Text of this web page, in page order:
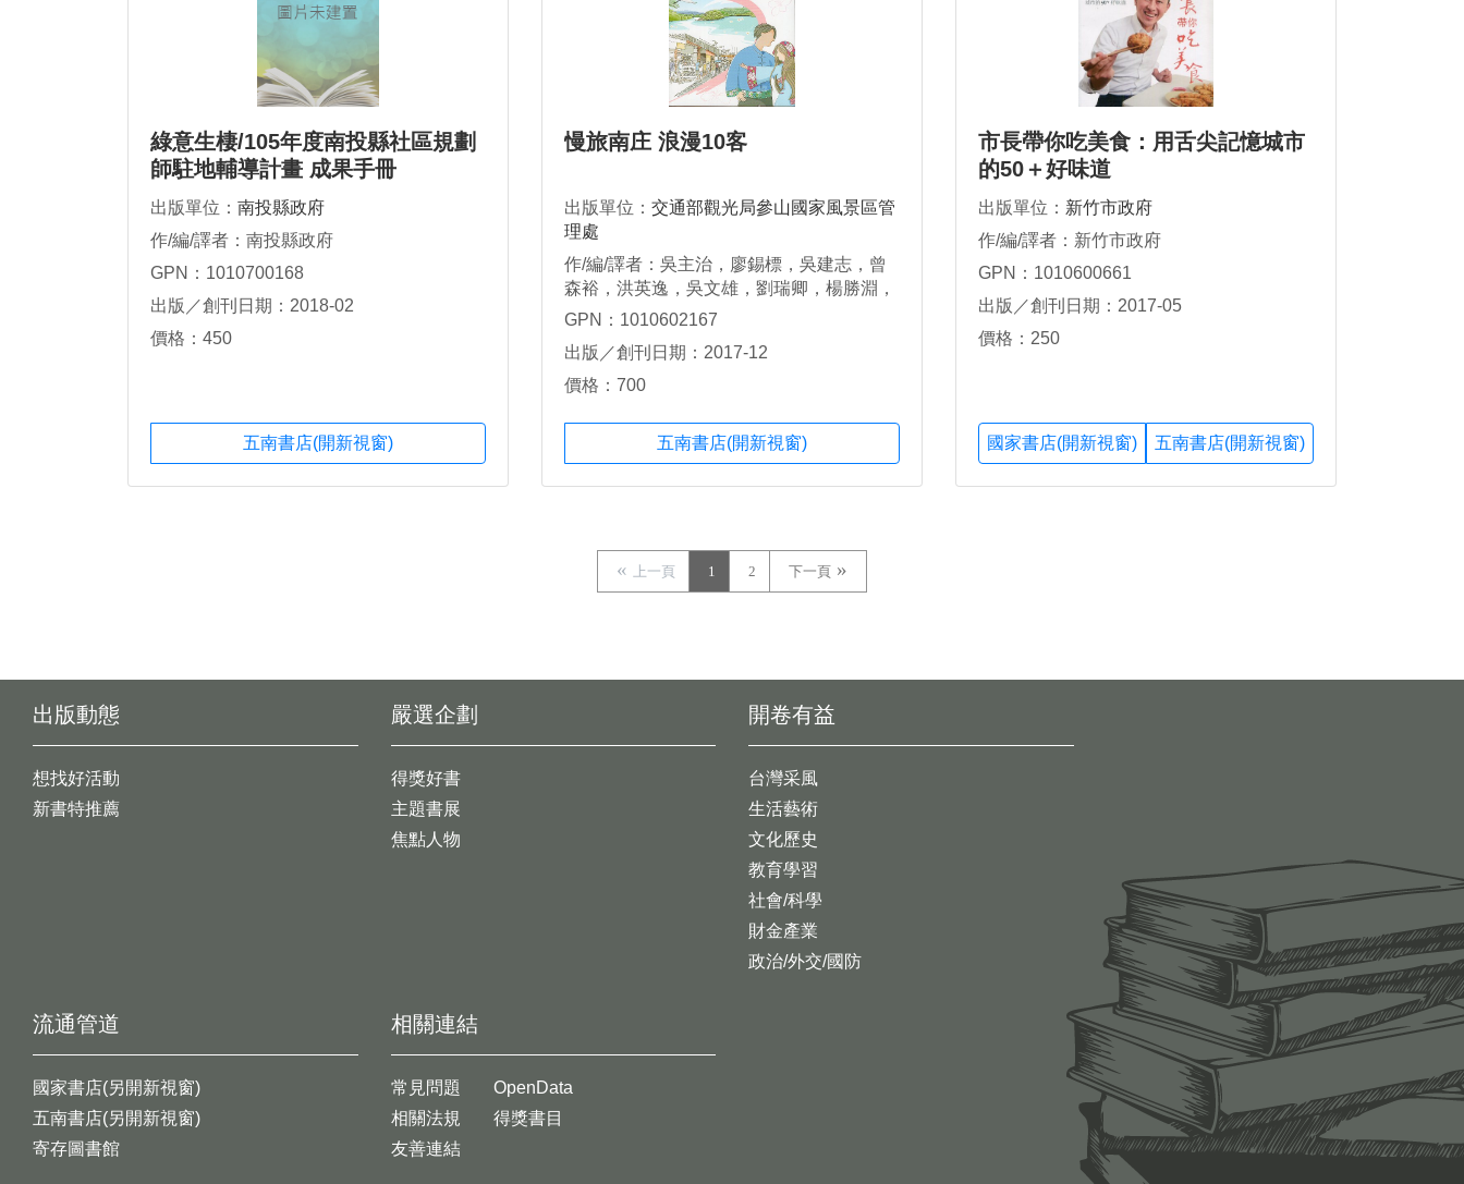
綠意生棲/105年度南投縣社區規劃
師駐地輔導計畫 成果手冊
出版單位： 南投縣政府
作/編/譯者：南投縣政府
GPN：1010700168
出版／創刊日期：2018-02
價格：450
五南書店(開新視窗)
慢旅南庄 浪漫10客
出版單位： 交通部觀光局參山國家風景區管
理處
作/編/譯者：吳主治，廖錫標，吳建志，曾
森裕，洪英逸，吳文雄，劉瑞卿，楊勝淵，
蔡丞偉，黃阿棟，施柱，辜俊傑，張鳳珠，
銘，賴若蓁、戴士凱、孫瑜鮮
GPN：1010602167
出版／創刊日期：2017-12
價格：700
五南書店(開新視窗)
市長帶你吃美食：用舌尖記憶城市
的50＋好味道
出版單位： 新竹市政府
作/編/譯者：新竹市政府
GPN：1010600661
出版／創刊日期：2017-05
價格：250
國家書店(開新視窗) 五南書店(開新視窗)
上一頁 1 2 下一頁
出版動態
想找好活動
新書特推薦
開卷有益
台灣采風
生活藝術
文化歷史
教育學習
社會/科學
財金產業
政治/外交/國防
嚴選企劃
得獎好書
主題書展
焦點人物
流通管道
國家書店(另開新視窗)
五南書店(另開新視窗)
寄存圖書館
相關連結
常見問題
相關法規
友善連結
OpenData
得獎書目